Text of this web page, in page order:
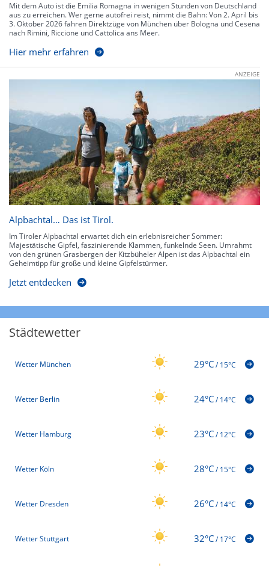
Mit dem Auto ist die Emilia Romagna in wenigen Stunden von Deutschland
aus zu erreichen. Wer gerne autofrei reist, nimmt die Bahn: Von 2. April bis
3. Oktober 2026 fahren Direktzüge von München über Bologna und Cesena
nach Rimini, Riccione und Cattolica ans Meer.
Hier mehr erfahren
ANZEIGE
Alpbachtal… Das ist Tirol.
Im Tiroler Alpbachtal erwartet dich ein erlebnisreicher Sommer:
Majestätische Gipfel, faszinierende Klammen, funkelnde Seen. Umrahmt
von den grünen Grasbergen der Kitzbüheler Alpen ist das Alpbachtal ein
Geheimtipp für große und kleine Gipfelstürmer.
Jetzt entdecken
Städtewetter
Wetter München 29°C/15°C
Wetter Berlin 24°C/14°C
Wetter Hamburg 23°C/12°C
Wetter Köln 28°C/15°C
Wetter Dresden 26°C/14°C
Wetter Stuttgart 32°C/17°C